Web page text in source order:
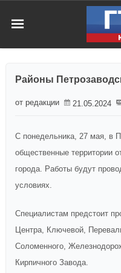
Районы
от редакции 21.05.2024
С понедельника, 27 мая, в
общественные территории
города. Работы будут
условиях.
Специалистам предстоит
Центра, Ключевой,
Соломенного,
Кирпичного Завода.